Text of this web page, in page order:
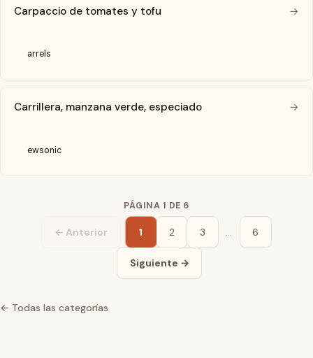
Carpaccio de tomates y tofu →
arrels
Carrillera, manzana verde, especiado →
ewsonic
PÁGINA 1 DE 6
← Anterior 1 2 3 … 6
Siguiente →
← Todas las categorías